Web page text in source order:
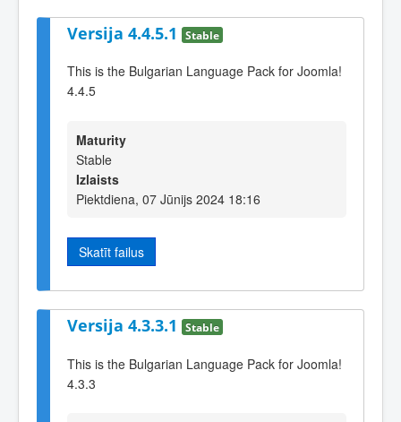
Versija 4.4.5.1 Stable
This is the Bulgarian Language Pack for Joomla!
4.4.5
Maturity
Stable
Izlaists
Piektdiena, 07 Jūnijs 2024 18:16
Skatīt failus
Versija 4.3.3.1 Stable
This is the Bulgarian Language Pack for Joomla!
4.3.3